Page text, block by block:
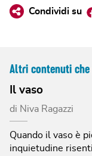
Condividi su
Altri contenuti
Il vaso
di Niva Ragazzi
Quando il vaso è
inquietudine